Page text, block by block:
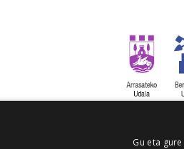
Gu eta